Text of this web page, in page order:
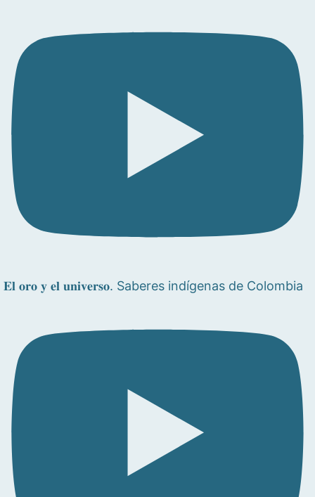
𝐄𝐥 𝐨𝐫𝐨 𝐲 𝐞𝐥 𝐮𝐧𝐢𝐯𝐞𝐫𝐬𝐨. Saberes indígenas de Colombia